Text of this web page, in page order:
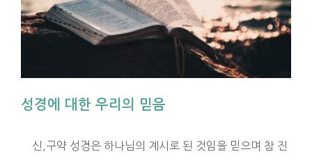
성경에 대한 우리의 믿음
신,구약 성경은 하나님의 계시로 된 것임을 믿으며 참 진